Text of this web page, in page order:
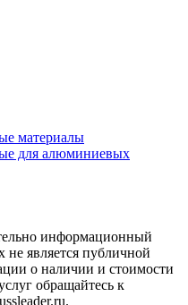
материалы
для алюминиевых
информационный
не является публичной
о наличии и стоимости
обращайтесь к